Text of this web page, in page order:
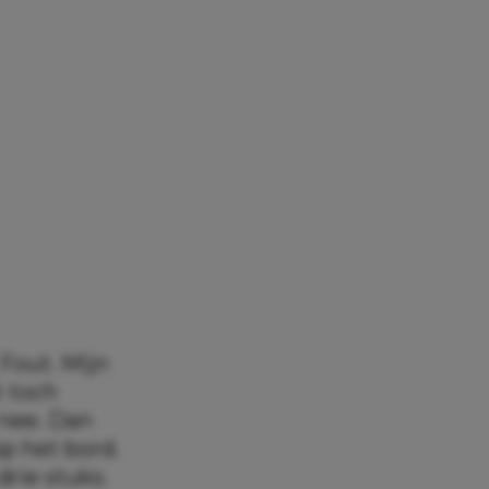
Mijn
Dan
het bord.
stuks.